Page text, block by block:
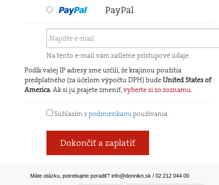
PayPal
Na tento e-mail vám zašleme prístupové údaje.
Podľa vašej IP adresy sme určili, že krajinou použitia
predplatného (za účelom výpočtu DPH) budeUnited States of
America. Ak si ju prajete zmeniť,vyberte si zo zoznamu.
Súhlasím spodmienkamipoužívania.
Dokončiť a zaplatiť
Máte otázku, potrebujete poradiť? info@dennikn.sk / 02 212 044 00